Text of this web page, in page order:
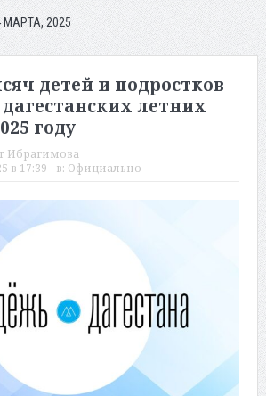
2025
детей и подростков
летних
году
Ибрагимова
в 17:39 в: Официально